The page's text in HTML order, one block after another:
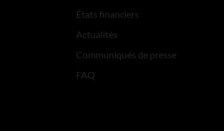
États financiers
Actualités
Communiqués de presse
FAQ